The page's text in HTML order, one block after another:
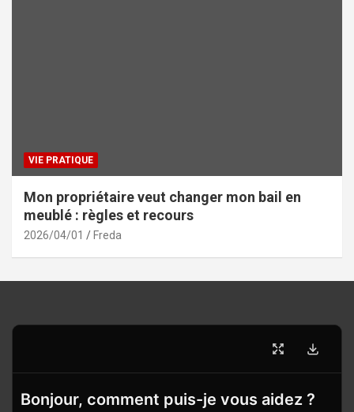
VIE PRATIQUE
Mon propriétaire veut changer mon bail en
meublé : règles et recours
2026/04/01 Freda
Bonjour, comment puis-je vous aidez ?